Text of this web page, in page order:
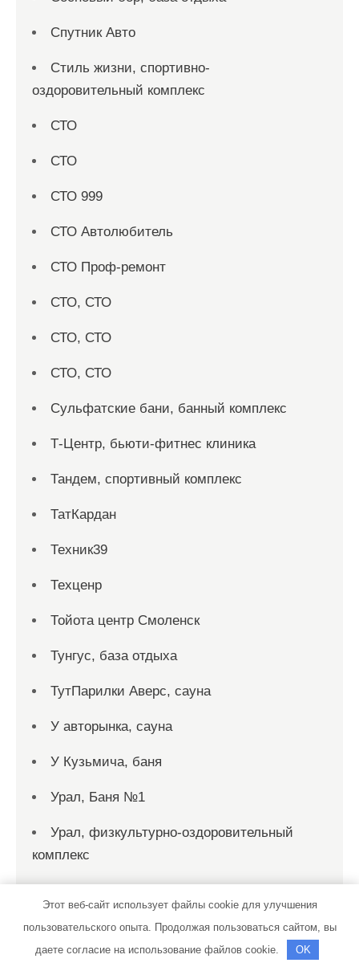
Спутник Авто
Стиль жизни, спортивно-
оздоровительный комплекс
СТО
СТО
СТО 999
СТО Автолюбитель
СТО Проф-ремонт
СТО, СТО
СТО, СТО
СТО, СТО
Сульфатские бани, банный комплекс
Т-Центр, бьюти-фитнес клиника
Тандем, спортивный комплекс
ТатКардан
Техник39
Техценр
Тойота центр Смоленск
Тунгус, база отдыха
ТутПарилки Аверс, сауна
У авторынка, сауна
У Кузьмича, баня
Урал, Баня №1
Урал, физкультурно-оздоровительный
комплекс
Физкультурно-оздоровительный
комплекс, МГУ им. Н.П. Огарева
Этот веб-сайт использует файлы cookie для улучшения
пользовательского опыта. Продолжая пользоваться сайтом, вы
даете согласие на использование файлов cookie.
OK